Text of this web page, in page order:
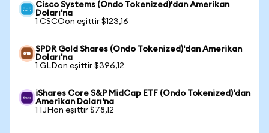
Cisco Systems (Ondo Tokenized)'dan Amerikan
Doları'na
1 CSCOon eşittir $123,16
SPDR Gold Shares (Ondo Tokenized)'dan Amerikan
Doları'na
1 GLDon eşittir $396,12
iShares Core S&P MidCap ETF (Ondo Tokenized)'dan
Amerikan Doları'na
1 IJHon eşittir $78,12